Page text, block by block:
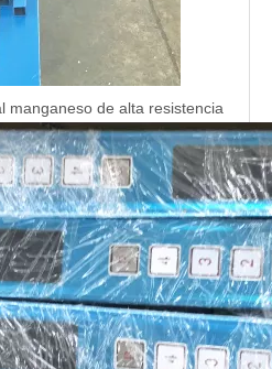
manganeso de alta resistencia